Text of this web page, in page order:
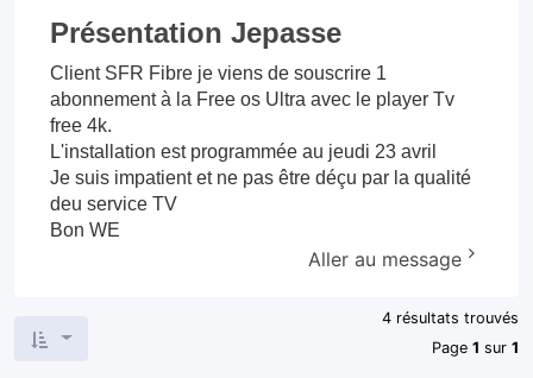
Présentation Jepasse
Client SFR Fibre je viens de souscrire 1
abonnement à la Free os Ultra avec le player Tv
free 4k.
L'installation est programmée au jeudi 23 avril
Je suis impatient et ne pas être déçu par la qualité
deu service TV
Bon WE
Aller au message
4 résultats trouvés
Page 1 sur 1